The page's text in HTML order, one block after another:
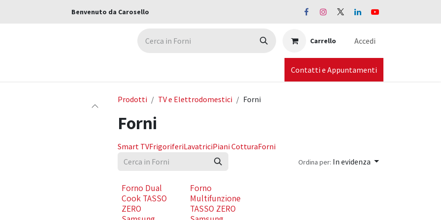
Benvenuto da Carosello
Carrello Accedi
Contatti e Appuntamenti
Prodotti TV e Elettrodomestici Forni
Forni
Smart TVFrigoriferiLavatriciPiani CotturaForni
Ordina per: In evidenza
Forno Dual
Cook TASSO
ZERO
Forno
Multifunzione
TASSO ZERO